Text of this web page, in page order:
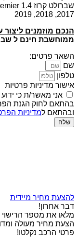
2017, 2018, 2019
הנכם מוזמנים
ממוחשבת חינם ל
השאר פרטים:
שם
טלפון
אישור מדיניות פרטיות
אני מאשר/ת כי
ובהתאם למדיניות
שלח
להצעת מחיר מיידית
דבר אחרון!
מלאו את מספר הרישוי
הצעת מחיר מעולה
פרטי הרכב נקלטו!